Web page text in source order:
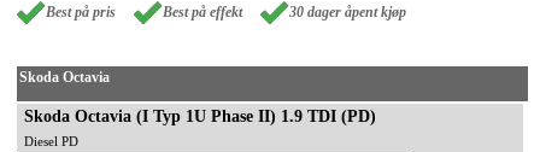
Best på pris Best på effekt 30 dager åpent kjøp
Skoda Octavia
Skoda Octavia (I Typ 1U Phase II) 1.9 TDI (PD)
Diesel PD